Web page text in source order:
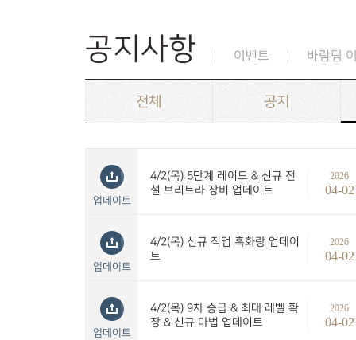
공지사항 이벤트 바람팀
전체 공지
업데이트
4/2(목) 5단계 레이드 & 신규 전
설 브리트라 장비 업데이트
2026
04-02
업데이트
4/2(목) 신규 직업 흑화랑 업데이
트
2026
04-02
업데이트
4/2(목) 9차 승급 & 최대 레벨 확
장 & 신규 마법 업데이트
2026
04-02